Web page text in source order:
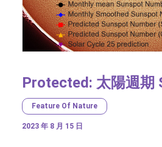
Protected: 太陽週期
Feature Of Nature
2023 年 8 月 15 日